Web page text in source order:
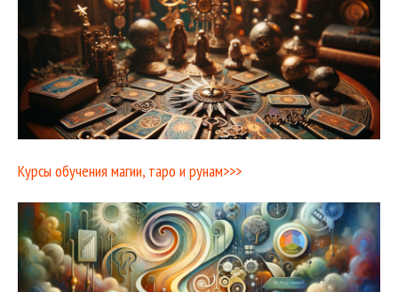
Курсы обучения магии, таро и рунам>>>